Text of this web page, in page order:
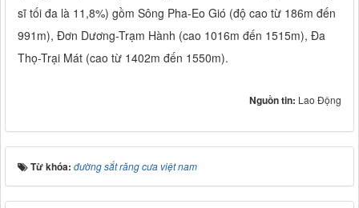
sĩ tối đa là 11,8%) gồm Sông Pha-Eo Gió (độ cao từ 186m đến
991m), Đơn Dương-Trạm Hành (cao 1016m đến 1515m), Đa
Thọ-Trại Mát (cao từ 1402m đến 1550m).
Nguồn tin: Lao Động
Từ khóa: đường sắt răng cưa việt nam